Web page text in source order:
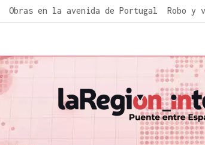
Obras en la avenida de Portugal Robo y